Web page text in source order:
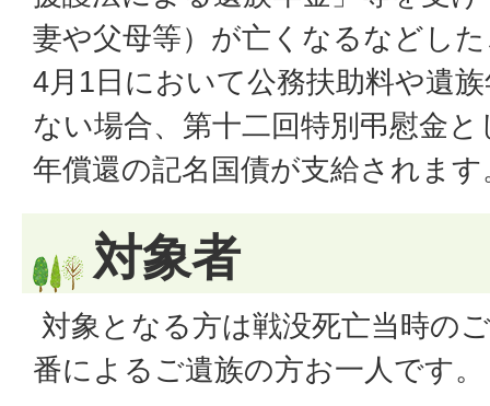
妻や父母等）が亡くなるなどし
4月1日において公務扶助料や遺
ない場合、第十二回特別弔慰金
年償還の記名国債が支給されます
対象者
対象となる方は戦没死亡当時の
番によるご遺族の方お一人です。